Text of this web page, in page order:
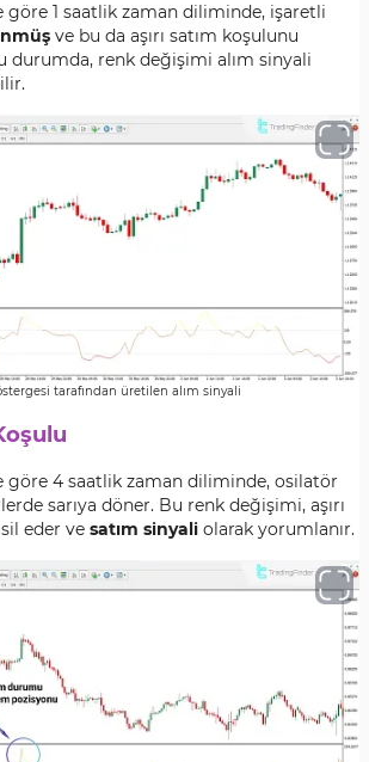
göre 1 saatlik zaman diliminde, işaretli
ve bu da aşırı satım koşulunu
durumda, renk değişimi alım sinyali
tarafından üretilen alım sinyali
göre 4 saatlik zaman diliminde, osilatör
sarıya döner. Bu renk değişimi, aşırı
eder ve satım sinyali olarak yorumlanır.